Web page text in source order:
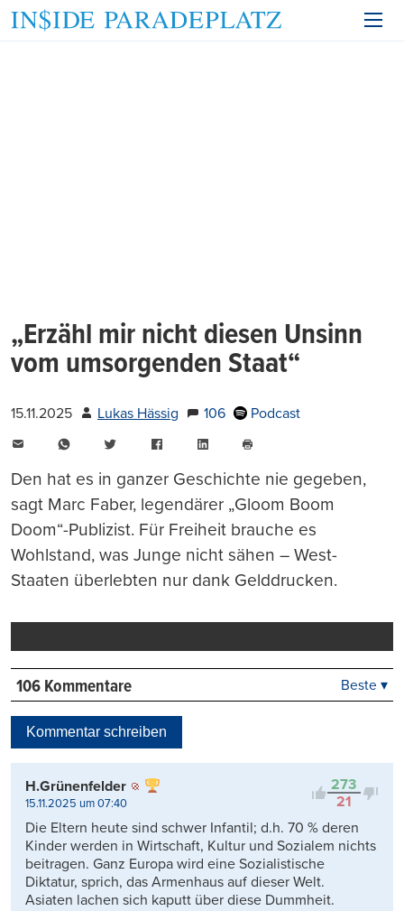
„Erzähl mir nicht diesen Unsinn
vom umsorgenden Staat“
15.11.2025 Lukas Hässig 106
Podcast
WhatsAppTwitter FacebookLinkedIn
drucken
Den hat es in ganzer Geschichte nie gegeben,
sagt Marc Faber, legendärer „Gloom Boom
Doom“-Publizist. Für Freiheit brauche es
Wohlstand, was Junge nicht sähen – West-
Staaten überlebten nur dank Gelddrucken.
106 Kommentare
Kontrovers
Beste ▾
Kommentar schreiben
273
21
H.Grünenfelder
15.11.2025 um 07:40
Die Eltern heute sind schwer Infantil; d.h. 70 % deren
Kinder werden in Wirtschaft, Kultur und Sozialem nichts
beitragen. Ganz Europa wird eine Sozialistische
Diktatur, sprich, das Armenhaus auf dieser Welt.
Asiaten lachen sich kaputt über diese Dummheit.